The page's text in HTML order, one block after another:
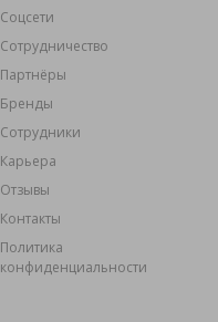
Coцсети
Сотрудничество
Партнёры
Бренды
Сотрудники
Карьера
Отзывы
Контакты
Политика
конфиденциальности